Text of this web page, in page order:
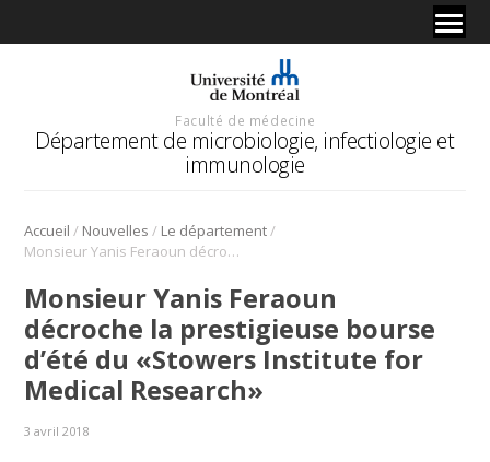
Faculté de médecine
Département de microbiologie, infectiologie et
immunologie
Accueil / Nouvelles / Le département/
Monsieur Yanis Feraoun décroche la prestigieuse bourse d’été du «Stowers Institute for Medical Research»
Monsieur Yanis Feraoun
décroche la prestigieuse bourse
d’été du «Stowers Institute for
Medical Research»
3 avril 2018